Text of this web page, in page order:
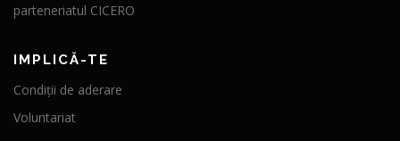
parteneriatul CICERO
IMPLICĂ-TE
Condiții de aderare
Voluntariat